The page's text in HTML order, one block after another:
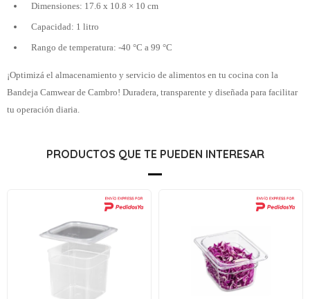
Dimensiones: 17.6 x 10.8 × 10 cm
Capacidad: 1 litro
Rango de temperatura: -40 °C a 99 °C
¡Optimizá el almacenamiento y servicio de alimentos en tu cocina con la
Bandeja Camwear de Cambro! Duradera, transparente y diseñada para facilitar
tu operación diaria.
PRODUCTOS QUE TE PUEDEN INTERESAR